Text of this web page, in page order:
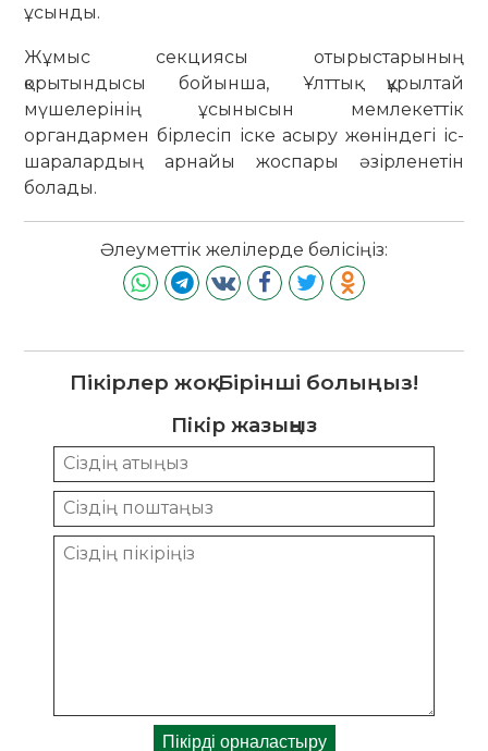
ұсынды.
Жұмыс секциясы отырыстарының
қорытындысы бойынша, Ұлттық құрылтай
мүшелерінің ұсынысын мемлекеттік
органдармен бірлесіп іске асыру жөніндегі іс-
шаралардың арнайы жоспары әзірленетін
болады.
Әлеуметтік желілерде бөлісіңіз:
Пікірлер жоқ. Бірінші болыңыз!
Пікір жазыңыз